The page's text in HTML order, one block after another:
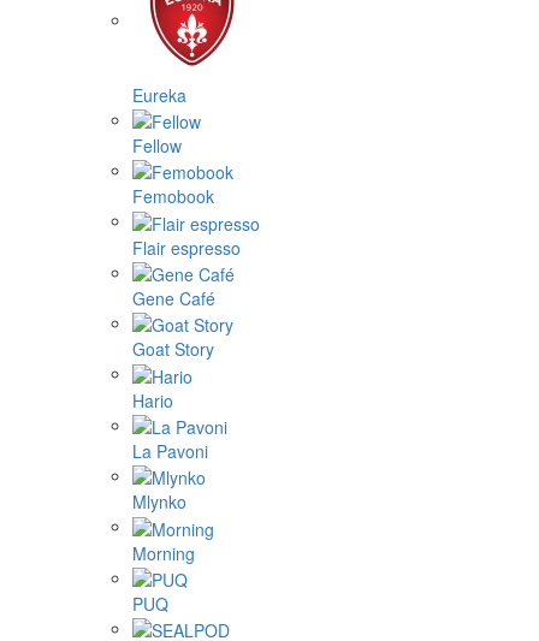
Eureka
Fellow
Femobook
Flair espresso
Gene Café
Goat Story
Hario
La Pavoni
Mlynko
Morning
PUQ